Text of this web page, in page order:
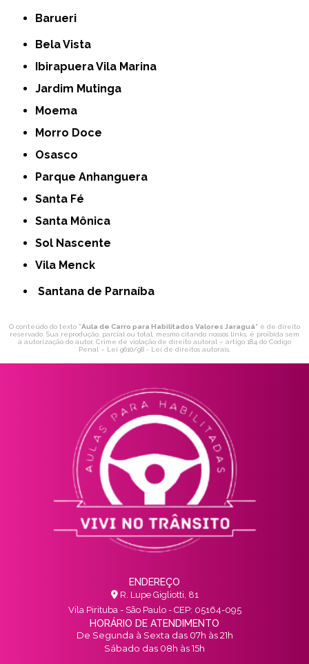
Barueri
Bela Vista
Ibirapuera Vila Marina
Jardim Mutinga
Moema
Morro Doce
Osasco
Parque Anhanguera
Santa Fé
Santa Mônica
Sol Nascente
Vila Menck
Santana de Parnaíba
O conteúdo do texto "Aula de Carro para Habilitados Valores Jaraguá" é de direito
reservado. Sua reprodução, parcial ou total, mesmo citando nossos links, é proibida sem
a autorização do autor. Crime de violação de direito autoral – artigo 184 do Código
Penal – Lei 9610/98 - Lei de direitos autorais.
ENDEREÇO
R. Lupe Gigliotti, 81
Vila Pirituba - São Paulo - CEP: 05164-095
HORÁRIO DE ATENDIMENTO
De Segunda à Sexta das 07h às 21h
Sábado das 08h às 15h